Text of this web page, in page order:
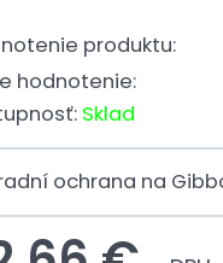
produktu:
hodnotenie:
Sklad
ochrana na